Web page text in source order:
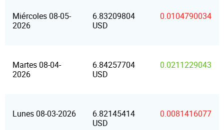
Miércoles 08-05-
2026
6.83209804
USD
0.0104790034
Martes 08-04-
2026
6.84257704
USD
0.0211229043
Lunes 08-03-2026
6.82145414
USD
0.0081416077